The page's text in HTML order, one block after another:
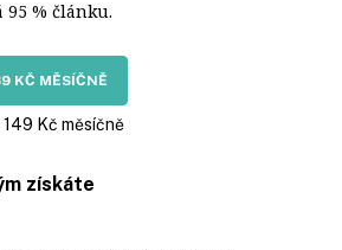
95 % článku.
KČ MĚSÍČNĚ
149 Kč měsíčně
získáte